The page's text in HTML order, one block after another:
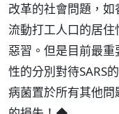
改革的社會問題，
流動打工人口的居
惡習。但是目前最
性的分別對待SARS
病菌置於所有其他